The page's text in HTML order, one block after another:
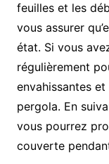
feuilles et les
vous assurer
état. Si vous
régulièrement
envahissantes
pergola. En
vous pourrez
couverte